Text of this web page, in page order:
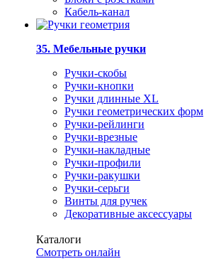
Кабель-канал
35. Мебельные ручки
Ручки-скобы
Ручки-кнопки
Ручки длинные XL
Ручки геометрических форм
Ручки-рейлинги
Ручки-врезные
Ручки-накладные
Ручки-профили
Ручки-ракушки
Ручки-серьги
Винты для ручек
Декоративные аксессуары
Каталоги
Смотреть онлайн